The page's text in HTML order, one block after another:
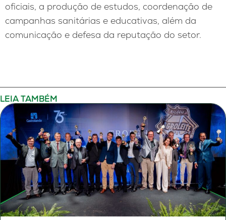
oficiais, a produção de estudos, coordenação de
campanhas sanitárias e educativas, além da
comunicação e defesa da reputação do setor.
LEIA TAMBÉM